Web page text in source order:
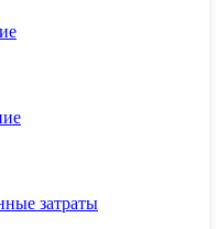
затраты